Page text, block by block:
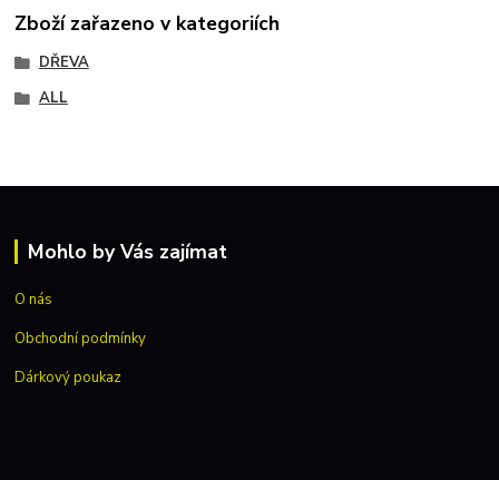
Zboží zařazeno v kategoriích
DŘEVA
ALL
Mohlo by Vás zajímat
O nás
Obchodní podmínky
Dárkový poukaz